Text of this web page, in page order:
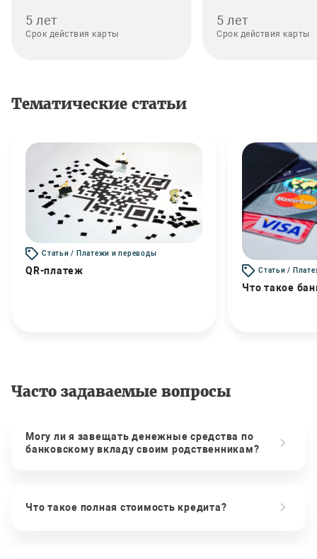
5 лет
Срок действия карты
5 лет
Срок действия карты
Тематические статьи
Статьи / Платежи и переводы
QR-платеж Статьи /
Что такое
Часто задаваемые вопросы
Могу ли я завещать денежные средства по
банковскому вкладу своим родственникам?
Что такое полная стоимость кредита?